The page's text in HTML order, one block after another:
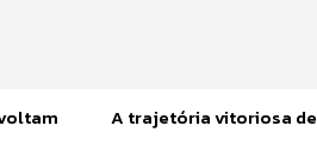
A trajetória vitoriosa